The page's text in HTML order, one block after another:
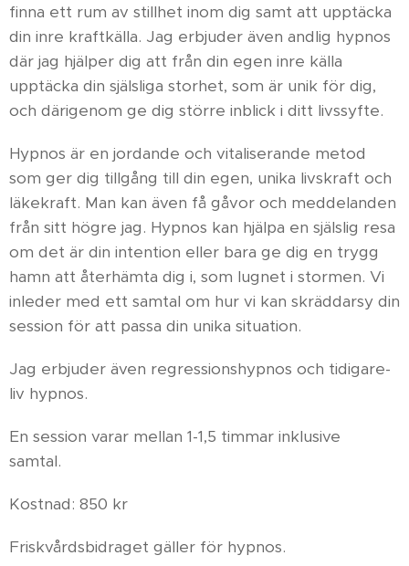
finna ett rum av stillhet inom dig samt att upptäcka
din inre kraftkälla. Jag erbjuder även andlig hypnos
där jag hjälper dig att från din egen inre källa
upptäcka din själsliga storhet, som är unik för dig,
och därigenom ge dig större inblick i ditt livssyfte.
Hypnos är en jordande och vitaliserande metod
som ger dig tillgång till din egen, unika livskraft och
läkekraft. Man kan även få gåvor och meddelanden
från sitt högre jag. Hypnos kan hjälpa en själslig resa
om det är din intention eller bara ge dig en trygg
hamn att återhämta dig i, som lugnet i stormen. Vi
inleder med ett samtal om hur vi kan skräddarsy din
session för att passa din unika situation.
Jag erbjuder även regressionshypnos och tidigare-
liv hypnos.
En session varar mellan 1-1,5 timmar inklusive
samtal.
Kostnad: 850 kr
Friskvårdsbidraget gäller för hypnos.